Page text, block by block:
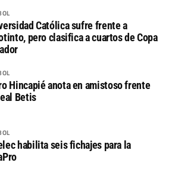
Católica sufre frente a
pero clasifica a cuartos de Copa
Hincapié anota en amistoso frente
Betis
habilita seis fichajes para la